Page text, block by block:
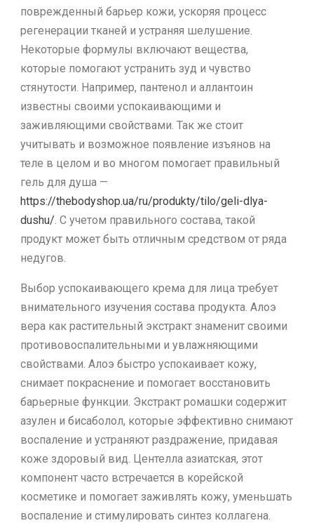
поврежденный барьер кожи, ускоряя процесс
регенерации тканей и устраняя шелушение.
Некоторые формулы включают вещества,
которые помогают устранить зуд и чувство
стянутости. Например, пантенол и аллантоин
известны своими успокаивающими и
заживляющими свойствами. Так же стоит
учитывать и возможное появление изъянов на
теле в целом и во многом помогает правильный
гель для душа —
https://thebodyshop.ua/ru/produkty/tilo/geli-dlya-
dushu/. С учетом правильного состава, такой
продукт может быть отличным средством от ряда
недугов.
Выбор успокаивающего крема для лица требует
внимательного изучения состава продукта. Алоэ
вера как растительный экстракт знаменит своими
противовоспалительными и увлажняющими
свойствами. Алоэ быстро успокаивает кожу,
снимает покраснение и помогает восстановить
барьерные функции. Экстракт ромашки содержит
азулен и бисаболол, которые эффективно снимают
воспаление и устраняют раздражение, придавая
коже здоровый вид. Центелла азиатская, этот
компонент часто встречается в корейской
косметике и помогает заживлять кожу, уменьшать
воспаление и стимулировать синтез коллагена.